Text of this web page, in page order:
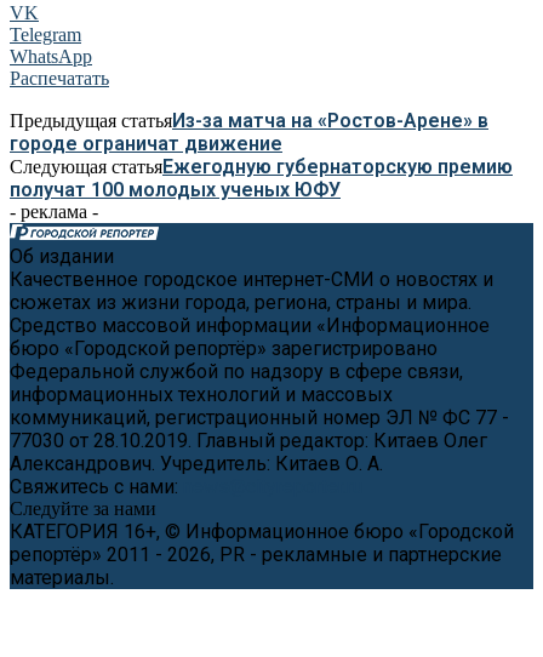
VK
Telegram
WhatsApp
Распечатать
Предыдущая статьяИз-за матча на «Ростов-Арене» в
городе ограничат движение
Следующая статьяЕжегодную губернаторскую премию
получат 100 молодых ученых ЮФУ
- реклама -
Об издании
Качественное городское интернет-СМИ о новостях и
сюжетах из жизни города, региона, страны и мира.
Средство массовой информации «Информационное
бюро «Городской репортёр» зарегистрировано
Федеральной службой по надзору в сфере связи,
информационных технологий и массовых
коммуникаций, регистрационный номер ЭЛ № ФС 77 -
77030 от 28.10.2019. Главный редактор: Китаев Олег
Александрович. Учредитель: Китаев О. А.
Свяжитесь с нами:
Следуйте за нами
КАТЕГОРИЯ 16+, © Информационное бюро «Городской
репортёр» 2011 - 2026, PR - рекламные и партнерские
материалы.